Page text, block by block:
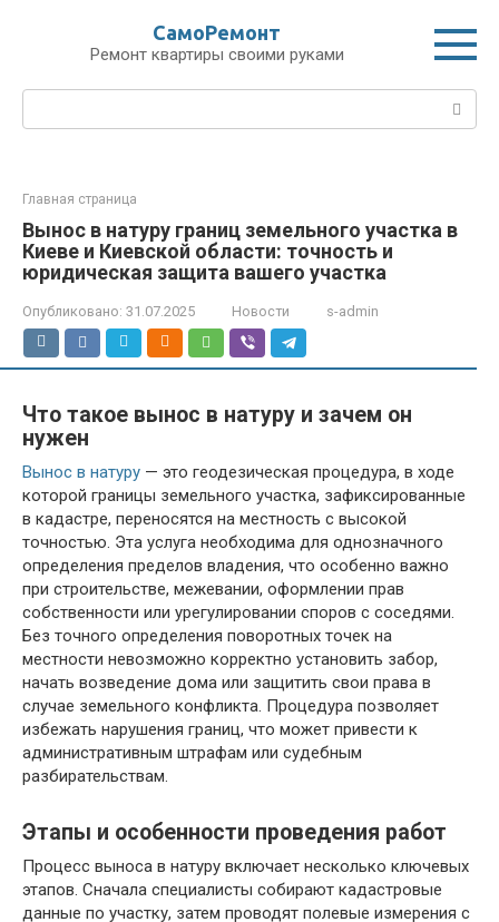
СамоРемонт
Ремонт квартиры своими руками
Поиск:
Главная страница
Вынос в натуру границ земельного участка в
Киеве и Киевской области: точность и
юридическая защита вашего участка
Опубликовано: 31.07.2025 Новости s-admin
Что такое вынос в натуру и зачем он
нужен
Вынос в натуру — это геодезическая процедура, в ходе
которой границы земельного участка, зафиксированные
в кадастре, переносятся на местность с высокой
точностью. Эта услуга необходима для однозначного
определения пределов владения, что особенно важно
при строительстве, межевании, оформлении прав
собственности или урегулировании споров с соседями.
Без точного определения поворотных точек на
местности невозможно корректно установить забор,
начать возведение дома или защитить свои права в
случае земельного конфликта. Процедура позволяет
избежать нарушения границ, что может привести к
административным штрафам или судебным
разбирательствам.
Этапы и особенности проведения работ
Процесс выноса в натуру включает несколько ключевых
этапов. Сначала специалисты собирают кадастровые
данные по участку, затем проводят полевые измерения с